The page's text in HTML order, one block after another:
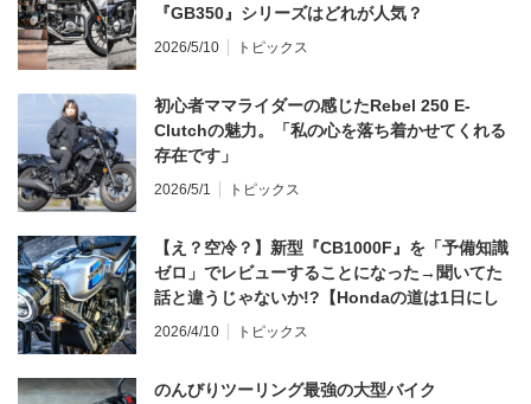
『GB350』シリーズはどれが人気？
2026/5/10 トピックス
初心者ママライダーの感じたRebel 250 E-
Clutchの魅力。「私の心を落ち着かせてくれる
存在です」
2026/5/1 トピックス
【え？空冷？】新型『CB1000F』を「予備知識
ゼロ」でレビューすることになった→聞いてた
話と違うじゃないか!?【Hondaの道は1日にし
てならず／CB1000F ①第一印象 編】
2026/4/10 トピックス
のんびりツーリング最強の大型バイク